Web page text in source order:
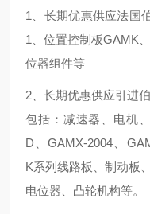
1、长期优惠供应法国
1、位置控制板GAMK
位器组件等
2、长期优惠供应引进
包括：减速器、电机
D、GAMX-2004、
K系列线路板、制动板
电位器、凸轮机构等。